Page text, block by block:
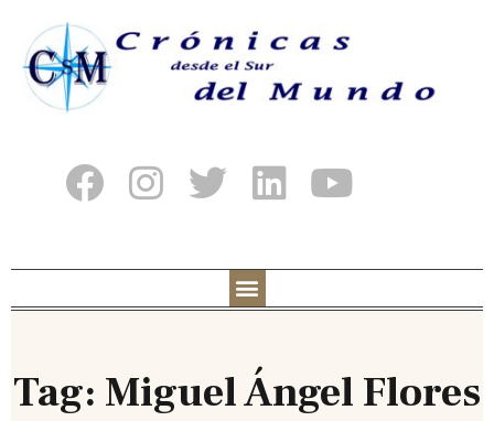
Tag: Miguel Ángel Flores